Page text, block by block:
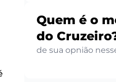
Quem é o
do
de sua opnião